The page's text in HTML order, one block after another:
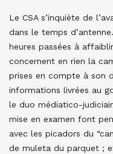
Le CSA s’inquiète de
dans le temps
heures passées à
concernent en rien la
prises en compte à son
informations livrées au
le duo médiatico-
mise en examen font
avec les picadors du
de muleta du parquet ;